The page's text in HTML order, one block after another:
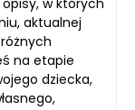
aktualnej
na etapie
dziecka,